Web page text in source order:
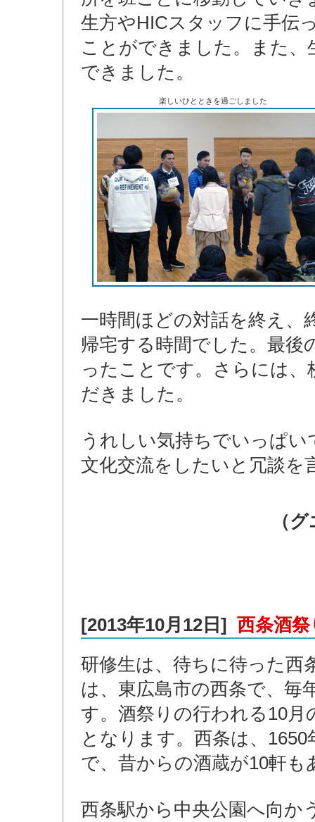
生方やHICスタッフに手伝
ことができました。また
できました。
楽しいひとときを過ごしました
一時間ほどの対話を終え、
帰宅する時間でした。最後
ったことです。さらには
だきました。
うれしい気持ちでいっぱ
文化交流をしたいと冗談を
（
[2013年10月12日] 西条酒
研修生は、待ちに待った西
は、東広島市の西条で、毎
す。酒祭りの行われる10
となります。西条は、
で、昔からの酒蔵が10軒も
西条駅から中央公園へ向か